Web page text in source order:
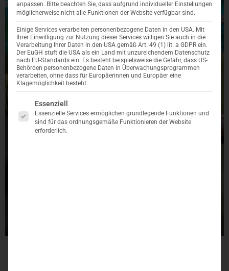
gesucht –
Erweiterungen
& Panels
anpassen. Bitte beachten Sie, dass aufgrund individueller Einstellungen
möglicherweise nicht alle Funktionen der Website verfügbar sind.
Einige Services verarbeiten personenbezogene Daten in den USA. Mit
Ihrer Einwilligung zur Nutzung dieser Services willigen Sie auch in die
Verarbeitung Ihrer Daten in den USA gemäß Art. 49 (1) lit. a GDPR ein.
Der EuGH stuft die USA als ein Land mit unzureichendem Datenschutz
nach EU-Standards ein. Es besteht beispielsweise die Gefahr, dass US-
Behörden personenbezogene Daten in Überwachungsprogrammen
verarbeiten, ohne dass für Europäerinnen und Europäer eine
Klagemöglichkeit besteht.
Es folgt eine Liste der Service-Gruppen, für die
Essenziell
Essenzielle Services ermöglichen grundlegende Funktionen und
sind für das ordnungsgemäße Funktionieren der Website
erforderlich.